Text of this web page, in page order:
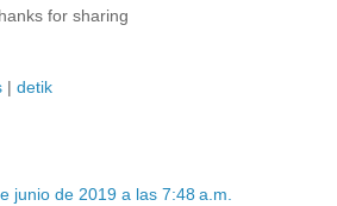
for sharing
| detik
junio de 2019 a las 7:48 a.m.